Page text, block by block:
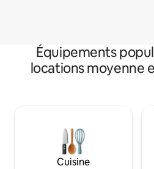
Équipements
locations moyenne
Cuisine